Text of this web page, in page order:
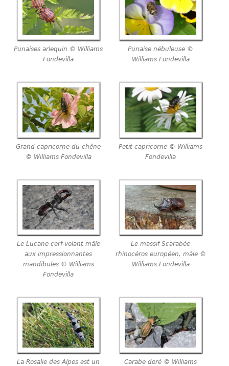
Punaises arlequin © Williams
Fondevilla
Punaise nébuleuse ©
Williams Fondevilla
Grand capricorne du chêne
© Williams Fondevilla
Petit capricorne © Williams
Fondevilla
Le Lucane cerf-volant mâle
aux impressionnantes
mandibules © Williams
Fondevilla
Le massif Scarabée
rhinocéros européen, mâle ©
Williams Fondevilla
La Rosalie des Alpes est un Carabe doré © Williams